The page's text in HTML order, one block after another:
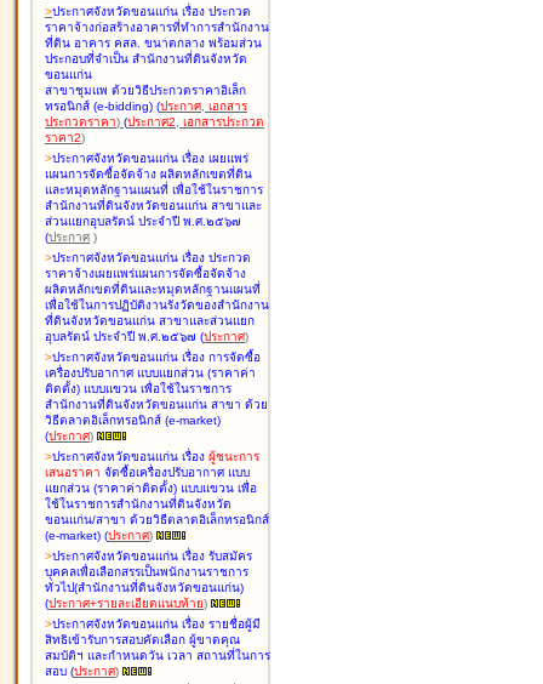
>ประกาศจังหวัดขอนแก่น เรื่อง ประกวด
ราคาจ้างก่อสร้างอาคารที่ทำการสำนักงาน
ที่ดิน อาคาร คสล. ขนาดกลาง พร้อมส่วน
ประกอบที่จำเป็น สำนักงานที่ดินจังหวัด
ขอนแก่น
สาขาชุมแพ ด้วยวิธีประกวดราคาอิเล็ก
ทรอนิกส์ (e-bidding) (ประกาศ, เอกสาร
ประกวดราคา) (ประกาศ2, เอกสารประกวด
ราคา2)
>ประกาศจังหวัดขอนแก่น เรื่อง เผยแพร่
แผนการจัดซื้อจัดจ้าง ผลิตหลักเขตที่ดิน
และหมุดหลักฐานแผนที่ เพื่อใช้ในราชการ
สำนักงานที่ดินจังหวัดขอนแก่น สาขาและ
ส่วนแยกอุบลรัตน์ ประจำปี พ.ศ.๒๕๖๗
(ประกาศ )
>ประกาศจังหวัดขอนแก่น เรื่อง ประกวด
ราคาจ้างเผยแพร่แผนการจัดซื้อจัดจ้าง
ผลิตหลักเขตที่ดินและหมุดหลักฐานแผนที่
เพื่อใช้ในการปฏิบัติงานรังวัดของสำนักงาน
ที่ดินจังหวัดขอนแก่น สาขาและส่วนแยก
อุบลรัตน์ ประจำปี พ.ศ.๒๕๖๗ (ประกาศ)
>ประกาศจังหวัดขอนแก่น เรื่อง การจัดซื้อ
เครื่องปรับอากาศ แบบแยกส่วน (ราคาค่า
ติดตั้ง) แบบแขวน เพื่อใช้ในราชการ
สำนักงานที่ดินจังหวัดขอนแก่น สาขา ด้วย
วิธีตลาดอิเล็กทรอนิกส์ (e-market)
(ประกาศ)
>ประกาศจังหวัดขอนแก่น เรื่อง ผู้ชนะการ
เสนอราคา จัดซื้อเครื่องปรับอากาศ แบบ
แยกส่วน (ราคาค่าติดตั้ง) แบบแขวน เพื่อ
ใช้ในราชการสำนักงานที่ดินจังหวัด
ขอนแก่น/สาขา ด้วยวิธีตลาดอิเล็กทรอนิกส์
(e-market) (ประกาศ)
>ประกาศจังหวัดขอนแก่น เรื่อง รับสมัคร
บุคคลเพื่อเลือกสรรเป็นพนักงานราชการ
ทั่วไป(สำนักงานที่ดินจังหวัดขอนแก่น)
(ประกาศ+รายละเอียดแนบท้าย)
>ประกาศจังหวัดขอนแก่น เรื่อง รายชื่อผู้มี
สิทธิเข้ารับการสอบคัดเลือก ผู้ขาดคุณ
สมบัติฯ และกำหนดวัน เวลา สถานที่ในการ
สอบ (ประกาศ)